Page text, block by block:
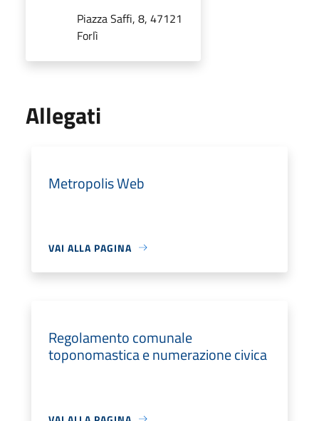
Piazza Saffi, 8, 47121
Forlì
Allegati
Metropolis Web
VAI ALLA PAGINA
Regolamento comunale
toponomastica e numerazione civica